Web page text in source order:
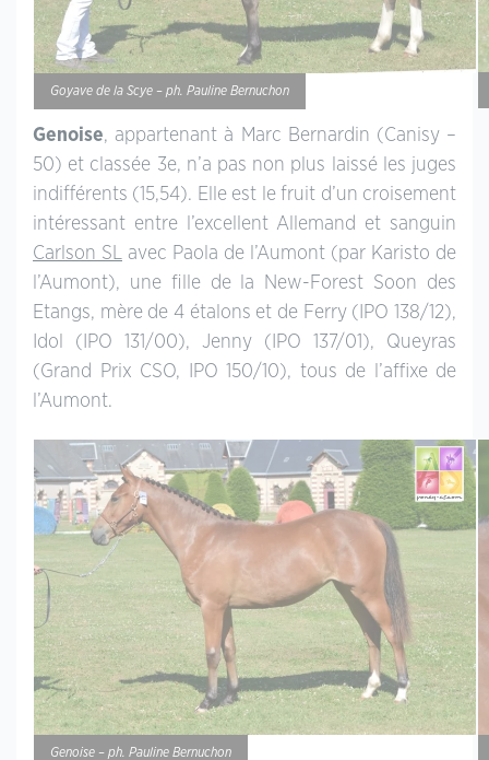
Goyave de la Scye – ph. Pauline Bernuchon
Genoise, appartenant à Marc Bernardin (Canisy –
50) et classée 3e, n’a pas non plus laissé les juges
indifférents (15,54). Elle est le fruit d’un croisement
intéressant entre l’excellent Allemand et sanguin
Carlson SL avec Paola de l’Aumont (par Karisto de
l’Aumont), une fille de la New-Forest Soon des
Etangs, mère de 4 étalons et de Ferry (IPO 138/12),
Idol (IPO 131/00), Jenny (IPO 137/01), Queyras
(Grand Prix CSO, IPO 150/10), tous de l’affixe de
l’Aumont.
Genoise – ph. Pauline Bernuchon